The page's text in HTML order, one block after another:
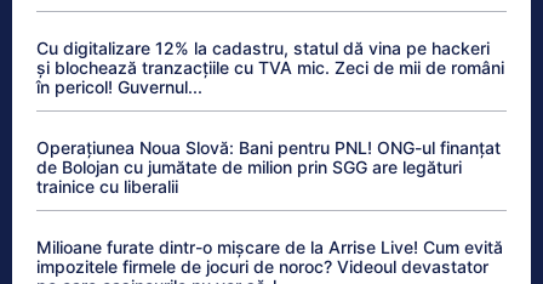
Cu digitalizare 12% la cadastru, statul dă vina pe hackeri
și blochează tranzacțiile cu TVA mic. Zeci de mii de români
în pericol! Guvernul...
Operațiunea Noua Slovă: Bani pentru PNL! ONG-ul finanțat
de Bolojan cu jumătate de milion prin SGG are legături
trainice cu liberalii
Milioane furate dintr-o mișcare de la Arrise Live! Cum evită
impozitele firmele de jocuri de noroc? Videoul devastator